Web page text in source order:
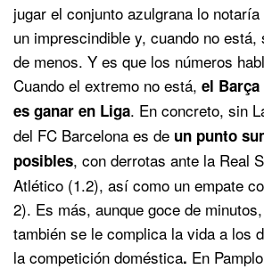
jugar el conjunto azulgrana lo
un imprescindible y, cuando no
de menos. Y es que los números
Cuando el extremo no está, el
es ganar en Liga. En concreto, sin
del FC Barcelona es de un punto
posibles, con derrotas ante la Real
Atlético (1.2), así como un empate
2). Es más, aunque goce de
también se le complica la vida a los
la competición doméstica. En